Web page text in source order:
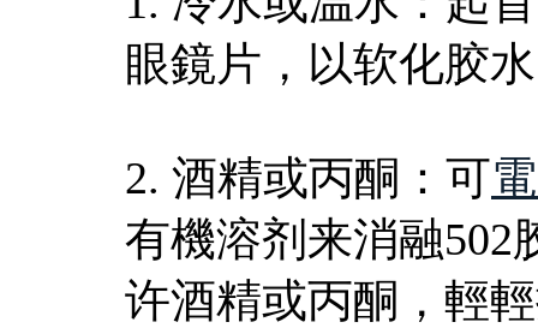
眼鏡片，以软化胶
2. 酒精或丙酮：可
有機溶剂来消融502
许酒精或丙酮，輕